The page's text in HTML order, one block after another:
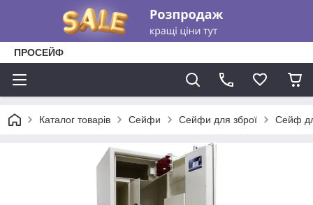
ПРОСЕЙФ
Каталог товарів Сейфи Сейфи для зброї Сейф